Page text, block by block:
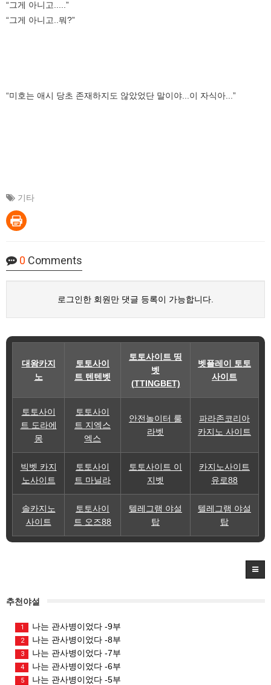
“그게 아니고.....”
“그게 아니고..뭐?”
“미호는 애시 당초 존재하지도 않았었단 말이야...이 자식아...”
기타
0 Comments
로그인한 회원만 댓글 등록이 가능합니다.
대왕카지
노
토토사이
트 텐텐벳
토토사이트 띵
벳
(TTINGBET)
벳플레이 토토
사이트
토토사이
트 도라에
몽
토토사이
트 지엑스
엑스
안전놀이터 룰
라벳
파라존코리아
카지노 사이트
빅벳 카지
노사이트
토토사이
트 마닐라
토토사이트 이
지벳
카지노사이트
유로88
솔카지노
사이트
토토사이
트 오즈88
텔레그램 야설
탑
텔레그램 야설
탑
추천야설
1 나는 관사병이었다 -9부
2 나는 관사병이었다 -8부
3 나는 관사병이었다 -7부
4 나는 관사병이었다 -6부
5 나는 관사병이었다 -5부